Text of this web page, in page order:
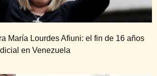
María Lourdes Afiuni: el fin de 16 años
en Venezuela